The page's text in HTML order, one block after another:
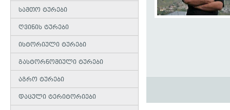
სამთო ტურები
ღვინის ტურები
ისტორიული ტურები
გასტორნომიული ტურები
აგრო ტურები
დაცული ტერიტორიები